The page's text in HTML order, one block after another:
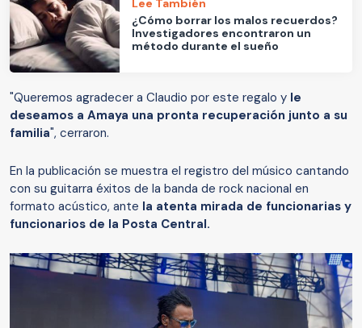
Lee También
¿Cómo borrar los malos recuerdos?
Investigadores encontraron un
método durante el sueño
"Queremos agradecer a Claudio por este regalo y le
deseamos a Amaya una pronta recuperación junto a su
familia", cerraron.
En la publicación se muestra el registro del músico cantando
con su guitarra éxitos de la banda de rock nacional en
formato acústico, ante la atenta mirada de funcionarias y
funcionarios de la Posta Central.